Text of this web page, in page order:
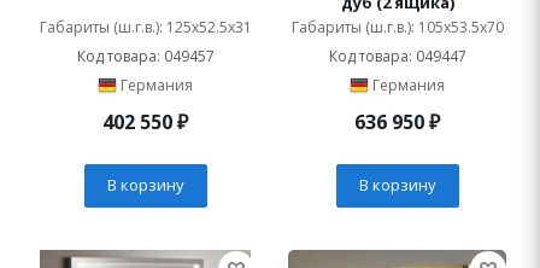
Габариты (ш.г.в.): 125x52.5x31
Код товара: 049457
Германия
402 550₽
В корзину
Габариты (ш.г.в.): 105x53.5x70
Код товара: 049447
Германия
636 950₽
В корзину